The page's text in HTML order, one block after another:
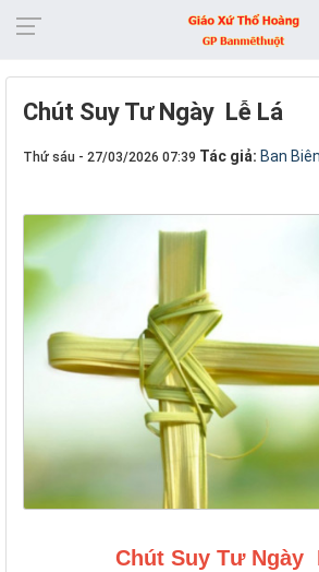
Chút Suy Tư Ngày Lễ Lá
Thứ sáu - 27/03/2026 07:39 Tác giả: Ban
Chút Suy Tư Ngày